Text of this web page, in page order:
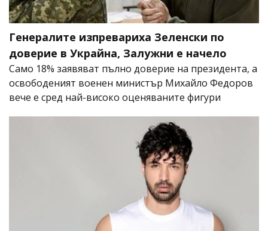
Генералите изпревариха Зеленски по
доверие в Украйна, Залужни е начело
Само 18% заявяват пълно доверие на президента, а
освободеният военен министър Михайло Федоров
вече е сред най-високо оценяваните фигури